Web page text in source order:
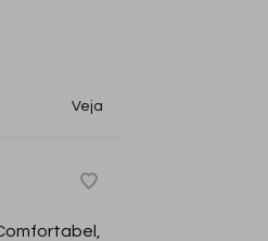
Veja